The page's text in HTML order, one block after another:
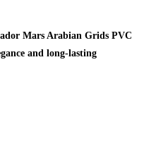
Mars Arabian Grids PVC
and long-lasting